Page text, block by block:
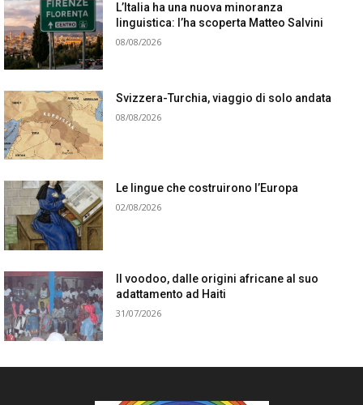
L’Italia ha una nuova minoranza
linguistica: l’ha scoperta Matteo Salvini
08/08/2026
Svizzera-Turchia, viaggio di solo andata
08/08/2026
Le lingue che costruirono l’Europa
02/08/2026
Il voodoo, dalle origini africane al suo
adattamento ad Haiti
31/07/2026